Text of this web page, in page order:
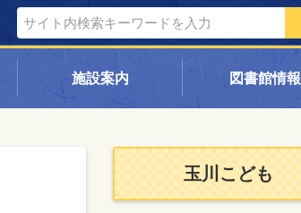
施設案内 図書館情報
玉川こども